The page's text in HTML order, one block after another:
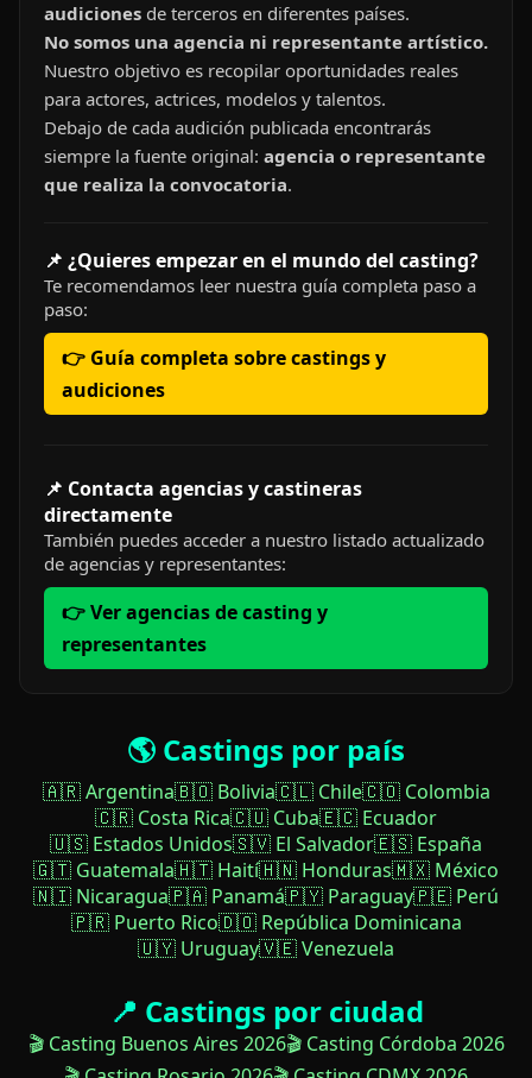
audiciones de terceros en diferentes países.
No somos una agencia ni representante artístico.
Nuestro objetivo es recopilar oportunidades reales
para actores, actrices, modelos y talentos.
Debajo de cada audición publicada encontrarás
siempre la fuente original: agencia o representante
que realiza la convocatoria.
📌 ¿Quieres empezar en el mundo del casting?
Te recomendamos leer nuestra guía completa paso a
paso:
👉 Guía completa sobre castings y
audiciones
📌 Contacta agencias y castineras
directamente
También puedes acceder a nuestro listado actualizado
de agencias y representantes:
👉 Ver agencias de casting y
representantes
🌎 Castings por país
🇦🇷 Argentina🇧🇴 Bolivia🇨🇱 Chile🇨🇴 Colombia
🇨🇷 Costa Rica🇨🇺 Cuba🇪🇨 Ecuador
🇺🇸 Estados Unidos🇸🇻 El Salvador🇪🇸 España
🇬🇹 Guatemala🇭🇹 Haití🇭🇳 Honduras🇲🇽 México
🇳🇮 Nicaragua🇵🇦 Panamá🇵🇾 Paraguay🇵🇪 Perú
🇵🇷 Puerto Rico🇩🇴 República Dominicana
🇺🇾 Uruguay🇻🇪 Venezuela
📍 Castings por ciudad
🎬 Casting Buenos Aires 2026🎬 Casting Córdoba 2026